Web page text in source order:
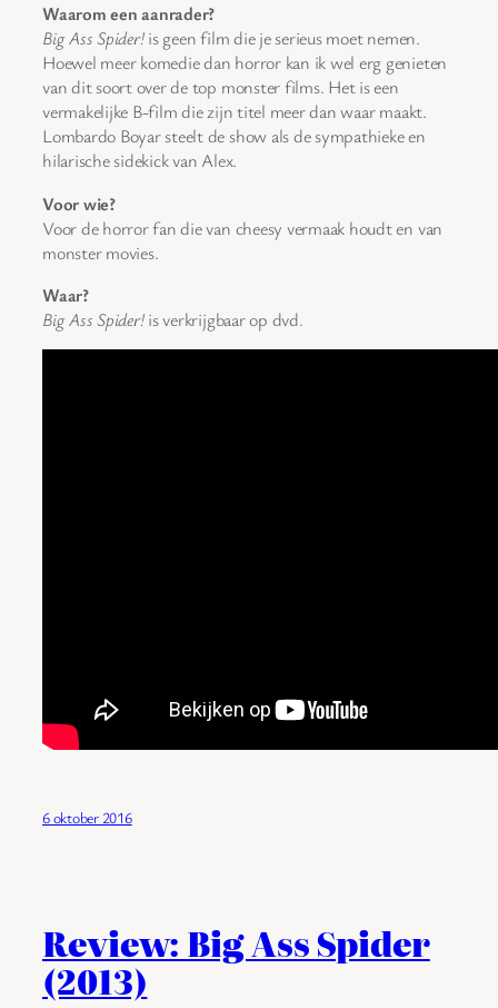
Waarom een aanrader?
Big Ass Spider!is geen film die je serieus moet nemen.
Hoewel meer komedie dan horror kan ik wel erg genieten
van dit soort over de top monster films. Het is een
vermakelijke B-film die zijn titel meer dan waar maakt.
Lombardo Boyar steelt de show als de sympathieke en
hilarische sidekick van Alex.
Voor wie?
Voor de horror fan die van cheesy vermaak houdt en van
monster movies.
Waar?
Big Ass Spider!is verkrijgbaar op dvd.
6 oktober 2016
Review: Big Ass Spider
(2013)